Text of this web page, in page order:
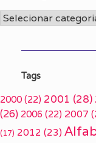
Categorias
Tags
2000 (22) 2001 (28)
(26) 2006 (22) 2007
(17) 2012 (23)